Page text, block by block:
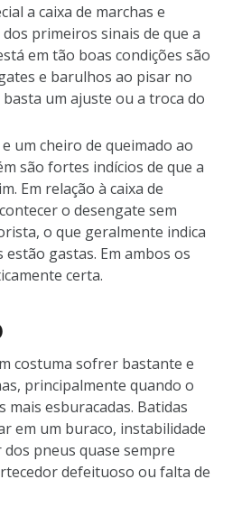
a caixa de marchas e
primeiros sinais de que a
em tão boas condições são
e barulhos ao pisar no
um ajuste ou a troca do
um cheiro de queimado ao
são fortes indícios de que a
Em relação à caixa de
o desengate sem
o que geralmente indica
gastas. Em ambos os
certa.
costuma sofrer bastante e
principalmente quando o
mais esburacadas. Batidas
em um buraco, instabilidade
pneus quase sempre
defeituoso ou falta de